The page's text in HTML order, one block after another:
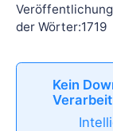
der Wörter:1719
Kein